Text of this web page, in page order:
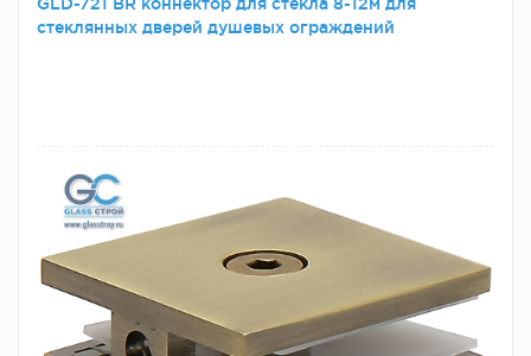
стеклянных дверей душевых ограждений